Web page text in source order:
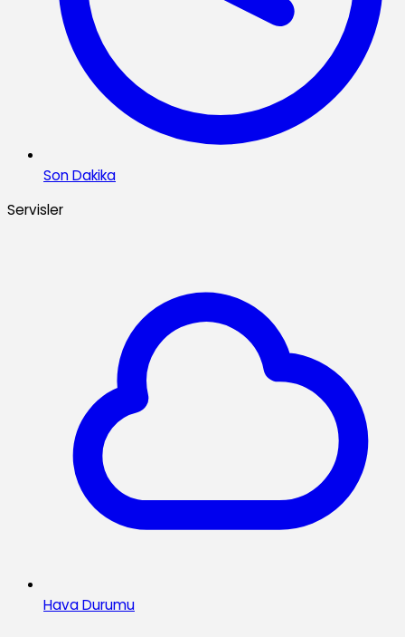
Son Dakika
Servisler
Hava Durumu